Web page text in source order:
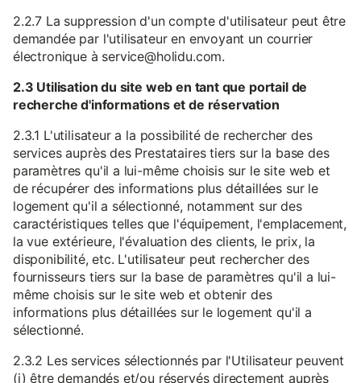
2.2.7 La suppression d'un compte d'utilisateur peut être
demandée par l'utilisateur en envoyant un courrier
électronique à service@holidu.com.
2.3 Utilisation du site web en tant que portail de
recherche d'informations et de réservation
2.3.1 L'utilisateur a la possibilité de rechercher des
services auprès des Prestataires tiers sur la base des
paramètres qu'il a lui-même choisis sur le site web et
de récupérer des informations plus détaillées sur le
logement qu'il a sélectionné, notamment sur des
caractéristiques telles que l'équipement, l'emplacement,
la vue extérieure, l'évaluation des clients, le prix, la
disponibilité, etc. L'utilisateur peut rechercher des
fournisseurs tiers sur la base de paramètres qu'il a lui-
même choisis sur le site web et obtenir des
informations plus détaillées sur le logement qu'il a
sélectionné.
2.3.2 Les services sélectionnés par l'Utilisateur peuvent
(i) être demandés et/ou réservés directement auprès